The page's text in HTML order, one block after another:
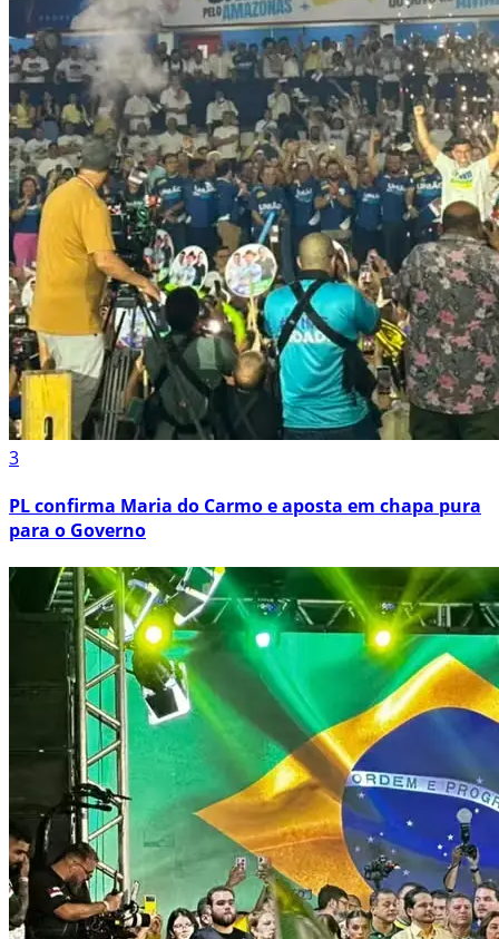
3
PL confirma Maria do Carmo e aposta em chapa pura
para o Governo